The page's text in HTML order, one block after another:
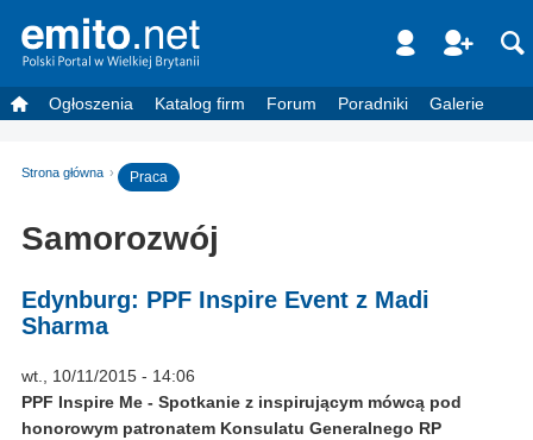
Ogłoszenia Katalog firm Forum Poradniki Galerie
Strona główna Praca
Samorozwój
Edynburg: PPF Inspire Event z Madi
Sharma
wt., 10/11/2015 - 14:06
PPF Inspire Me - Spotkanie z inspirującym mówcą pod
honorowym patronatem Konsulatu Generalnego RP